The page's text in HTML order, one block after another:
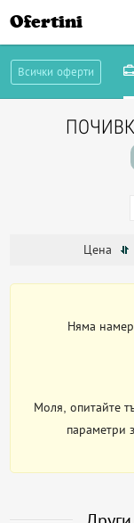
Ofertini
Всички оферти
Цена
Няма
Моля, опитайте
параметри